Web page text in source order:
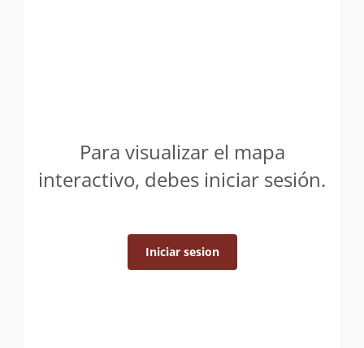
Para visualizar el mapa
interactivo, debes iniciar sesión.
Iniciar sesion